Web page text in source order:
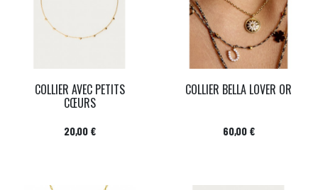
COLLIER AVEC PETITS
CŒURS
Prix
20,00 €
COLLIER BELLA LOVER OR
Prix
60,00 €